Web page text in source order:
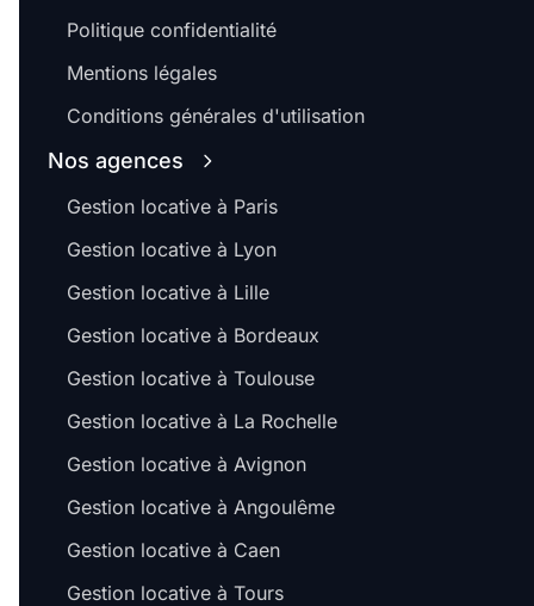
Politique confidentialité
Mentions légales
Conditions générales d'utilisation
Nos agences
Gestion locative à Paris
Gestion locative à Lyon
Gestion locative à Lille
Gestion locative à Bordeaux
Gestion locative à Toulouse
Gestion locative à La Rochelle
Gestion locative à Avignon
Gestion locative à Angoulême
Gestion locative à Caen
Gestion locative à Tours